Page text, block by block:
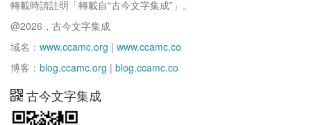
轉載時請註明「轉載自“古今文字集成”」。
@2026，古今文字集成
域名： www.ccamc.org | www.ccamc.co
博客： blog.ccamc.org | blog.ccamc.co
古今文字集成